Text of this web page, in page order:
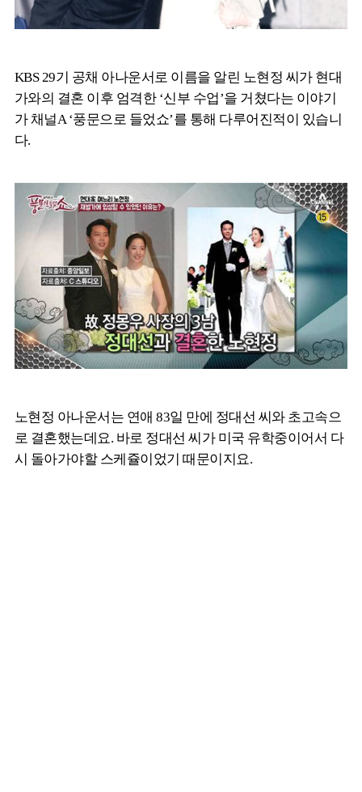
KBS 29기 공채 아나운서로 이름을 알린 노현정 씨가 현대
가와의 결혼 이후 엄격한 ‘신부 수업’을 거쳤다는 이야기
가 채널A ‘풍문으로 들었쇼’를 통해 다루어진적이 있습니
다.
노현정 아나운서는 연애 83일 만에 정대선 씨와 초고속으
로 결혼했는데요. 바로 정대선 씨가 미국 유학중이어서 다
시 돌아가야할 스케쥴이었기 때문이지요.